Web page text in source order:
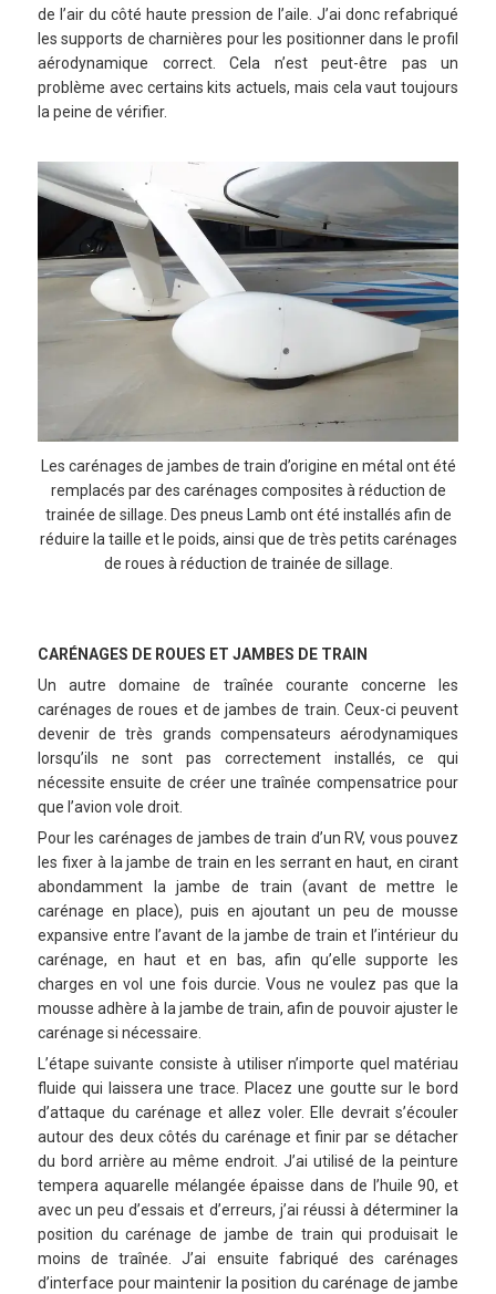
de l’air du côté haute pression de l’aile. J’ai donc refabriqué
les supports de charnières pour les positionner dans le profil
aérodynamique correct. Cela n’est peut-être pas un
problème avec certains kits actuels, mais cela vaut toujours
la peine de vérifier.
Les carénages de jambes de train d’origine en métal ont été
remplacés par des carénages composites à réduction de
trainée de sillage. Des pneus Lamb ont été installés afin de
réduire la taille et le poids, ainsi que de très petits carénages
de roues à réduction de trainée de sillage.
CARÉNAGES DE ROUES ET JAMBES DE TRAIN
Un autre domaine de traînée courante concerne les
carénages de roues et de jambes de train. Ceux-ci peuvent
devenir de très grands compensateurs aérodynamiques
lorsqu’ils ne sont pas correctement installés, ce qui
nécessite ensuite de créer une traînée compensatrice pour
que l’avion vole droit.
Pour les carénages de jambes de train d’un RV, vous pouvez
les fixer à la jambe de train en les serrant en haut, en cirant
abondamment la jambe de train (avant de mettre le
carénage en place), puis en ajoutant un peu de mousse
expansive entre l’avant de la jambe de train et l’intérieur du
carénage, en haut et en bas, afin qu’elle supporte les
charges en vol une fois durcie. Vous ne voulez pas que la
mousse adhère à la jambe de train, afin de pouvoir ajuster le
carénage si nécessaire.
L’étape suivante consiste à utiliser n’importe quel matériau
fluide qui laissera une trace. Placez une goutte sur le bord
d’attaque du carénage et allez voler. Elle devrait s’écouler
autour des deux côtés du carénage et finir par se détacher
du bord arrière au même endroit. J’ai utilisé de la peinture
tempera aquarelle mélangée épaisse dans de l’huile 90, et
avec un peu d’essais et d’erreurs, j’ai réussi à déterminer la
position du carénage de jambe de train qui produisait le
moins de traînée. J’ai ensuite fabriqué des carénages
d’interface pour maintenir la position du carénage de jambe